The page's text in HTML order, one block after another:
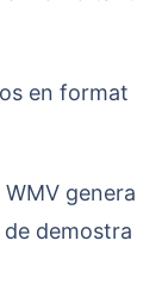
demostra